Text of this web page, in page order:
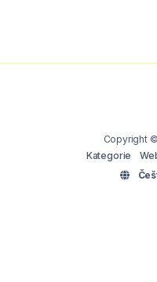
Copyright
Kategorie